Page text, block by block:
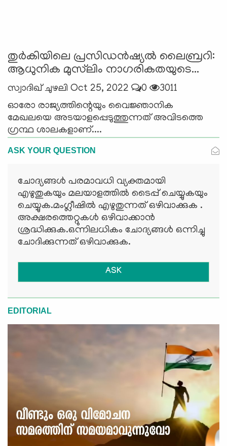
തുര്‍കിയിലെ പ്രസിഡൻഷ്യൽ ലൈബ്രറി:
ആധുനിക മുസ്‍ലിം നാഗരികതയുടെ...
സ്വാദിഖ് ചുഴലി Oct 25, 2022 0
3011
ഓരോ രാജ്യത്തിന്റെയും വൈജ്ഞാനിക
മേഖലയെ അടയാളപ്പെടുത്തുന്നത് അവിടത്തെ
ഗ്രന്ഥ ശാലകളാണ്....
ASK YOUR QUESTION
ചോദ്യങ്ങള്‍ പരമാവധി വ്യക്തമായി
എഴുതുകയും മലയാളത്തില്‍ ടൈപ്പ് ചെയ്യുകയും
ചെയ്യുക.മംഗ്ലീഷില്‍ എഴുതുന്നത് ഒഴിവാക്കുക .
അക്ഷരത്തെറ്റുകള്‍ ഒഴിവാക്കാന്‍
ശ്രദ്ധിക്കുക.ഒന്നിലധികം ചോദ്യങ്ങള്‍ ഒന്നിച്ചു
ചോദിക്കുന്നത് ഒഴിവാക്കുക.
ASK
EDITORIAL